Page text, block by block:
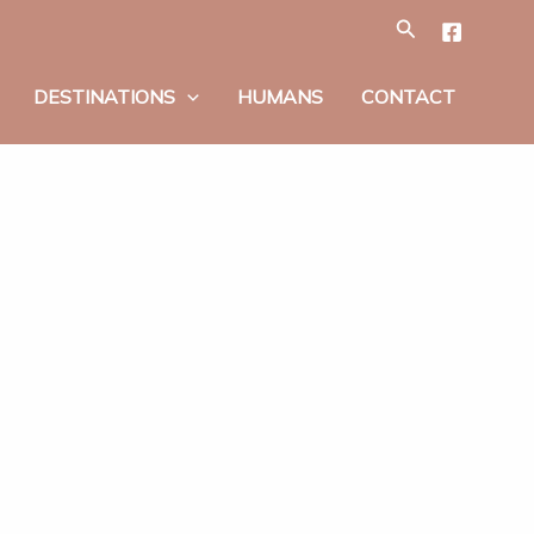
Tìm
DESTINATIONS HUMANS CONTACT